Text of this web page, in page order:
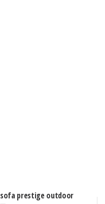
sofa prestige outdoor